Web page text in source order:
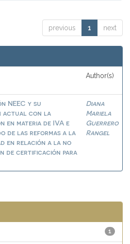
previous 1 next
Author(s)
NEEC y su
actual con la
en materia de IVA e
de las reformas a la
en relación a la no
de certificación para
Diana
Mariela
Guerrero
Rangel
1